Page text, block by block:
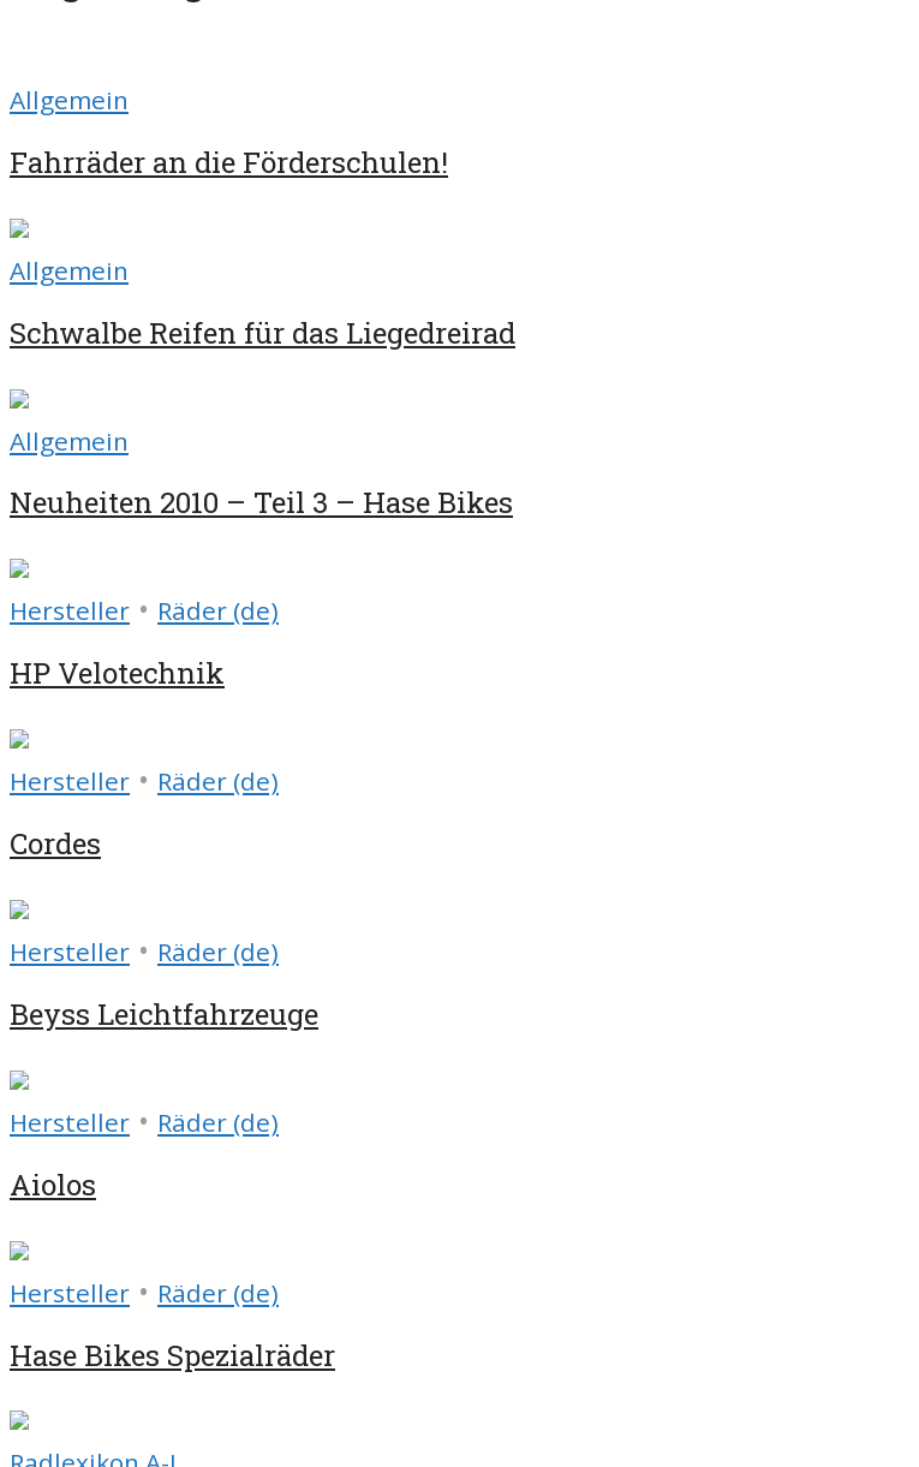
Allgemein
Fahrräder an die Förderschulen!
Allgemein
Schwalbe Reifen für das Liegedreirad
Allgemein
Neuheiten 2010 – Teil 3 – Hase Bikes
Hersteller • Räder (de)
HP Velotechnik
Hersteller • Räder (de)
Cordes
Hersteller • Räder (de)
Beyss Leichtfahrzeuge
Hersteller • Räder (de)
Aiolos
Hersteller • Räder (de)
Hase Bikes Spezialräder